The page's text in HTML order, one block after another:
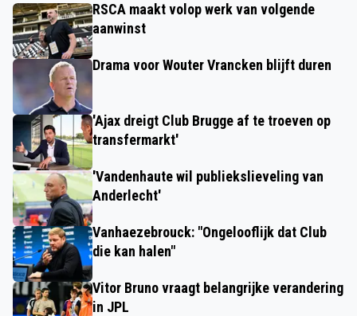
RSCA maakt volop werk van volgende
aanwinst
Drama voor Wouter Vrancken blijft duren
'Ajax dreigt Club Brugge af te troeven op
transfermarkt'
'Vandenhaute wil publiekslieveling van
Anderlecht'
Vanhaezebrouck: "Ongelooflijk dat Club
die kan halen"
Vitor Bruno vraagt belangrijke verandering
in JPL